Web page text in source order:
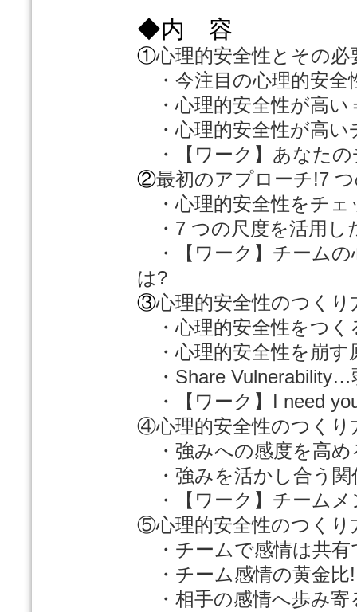
◆内 容
①心理的安全性とその必
・今注目の心理的安全
・心理的安全性が高い
・心理的安全性が高い
・【ワーク】あなたの
②最初のアプローチ!7
・心理的安全性をチェ
・7 つの尺度を活用し
・【ワーク】チームの
は?
③心理的安全性のつく
・心理的安全性をつく
・心理的安全性を崩す
・Share Vulnerability…
・【ワーク】I need
④心理的安全性のつくり
・強みへの感度を高め
・強みを活かし合う関
・【ワーク】チームメ
⑤心理的安全性のつくり
・チームで感情は共有
・チーム感情の黄金比
・相手の感情へ歩み寄